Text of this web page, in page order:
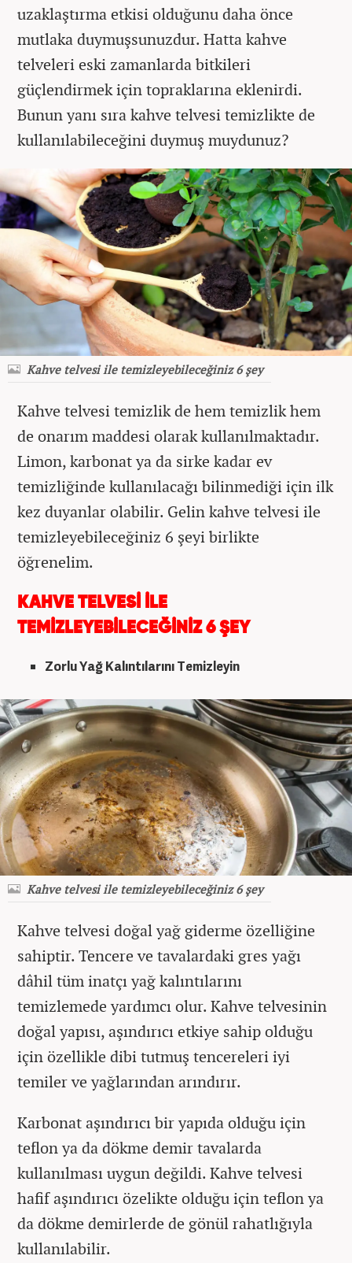
uzaklaştırma etkisi olduğunu daha önce
mutlaka duymuşsunuzdur. Hatta kahve
telveleri eski zamanlarda bitkileri
güçlendirmek için topraklarına eklenirdi.
Bunun yanı sıra kahve telvesi temizlikte de
kullanılabileceğini duymuş muydunuz?
Kahve telvesi ile temizleyebileceğiniz 6 şey
Kahve telvesi temizlik de hem temizlik hem
de onarım maddesi olarak kullanılmaktadır.
Limon, karbonat ya da sirke kadar ev
temizliğinde kullanılacağı bilinmediği için ilk
kez duyanlar olabilir. Gelin kahve telvesi ile
temizleyebileceğiniz 6 şeyi birlikte
öğrenelim.
KAHVE TELVESİ İLE
TEMİZLEYEBİLECEĞİNİZ 6 ŞEY
Zorlu Yağ Kalıntılarını Temizleyin
Kahve telvesi ile temizleyebileceğiniz 6 şey
Kahve telvesi doğal yağ giderme özelliğine
sahiptir. Tencere ve tavalardaki gres yağı
dâhil tüm inatçı yağ kalıntılarını
temizlemede yardımcı olur. Kahve telvesinin
doğal yapısı, aşındırıcı etkiye sahip olduğu
için özellikle dibi tutmuş tencereleri iyi
temiler ve yağlarından arındırır.
Karbonat aşındırıcı bir yapıda olduğu için
teflon ya da dökme demir tavalarda
kullanılması uygun değildi. Kahve telvesi
hafif aşındırıcı özelikte olduğu için teflon ya
da dökme demirlerde de gönül rahatlığıyla
kullanılabilir.